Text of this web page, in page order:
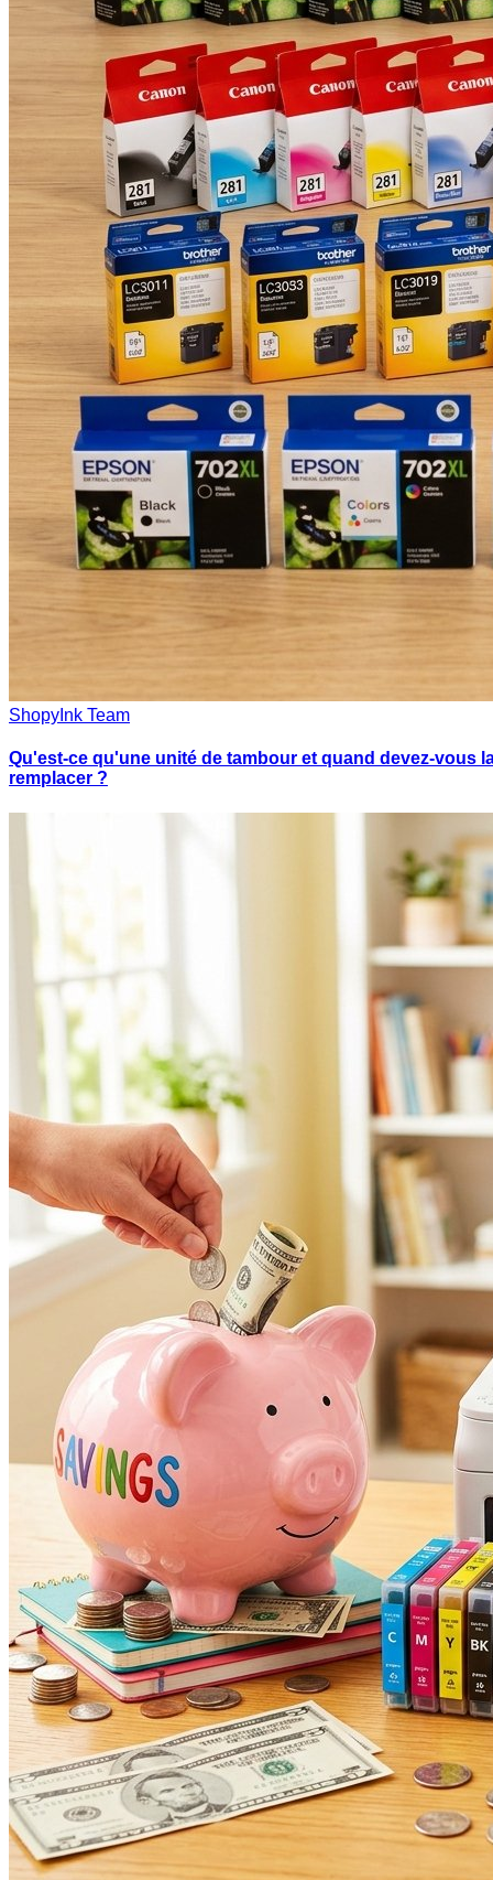
ShopyInk Team
Qu'est-ce qu'une unité de tambour et quand devez-vous
remplacer ?